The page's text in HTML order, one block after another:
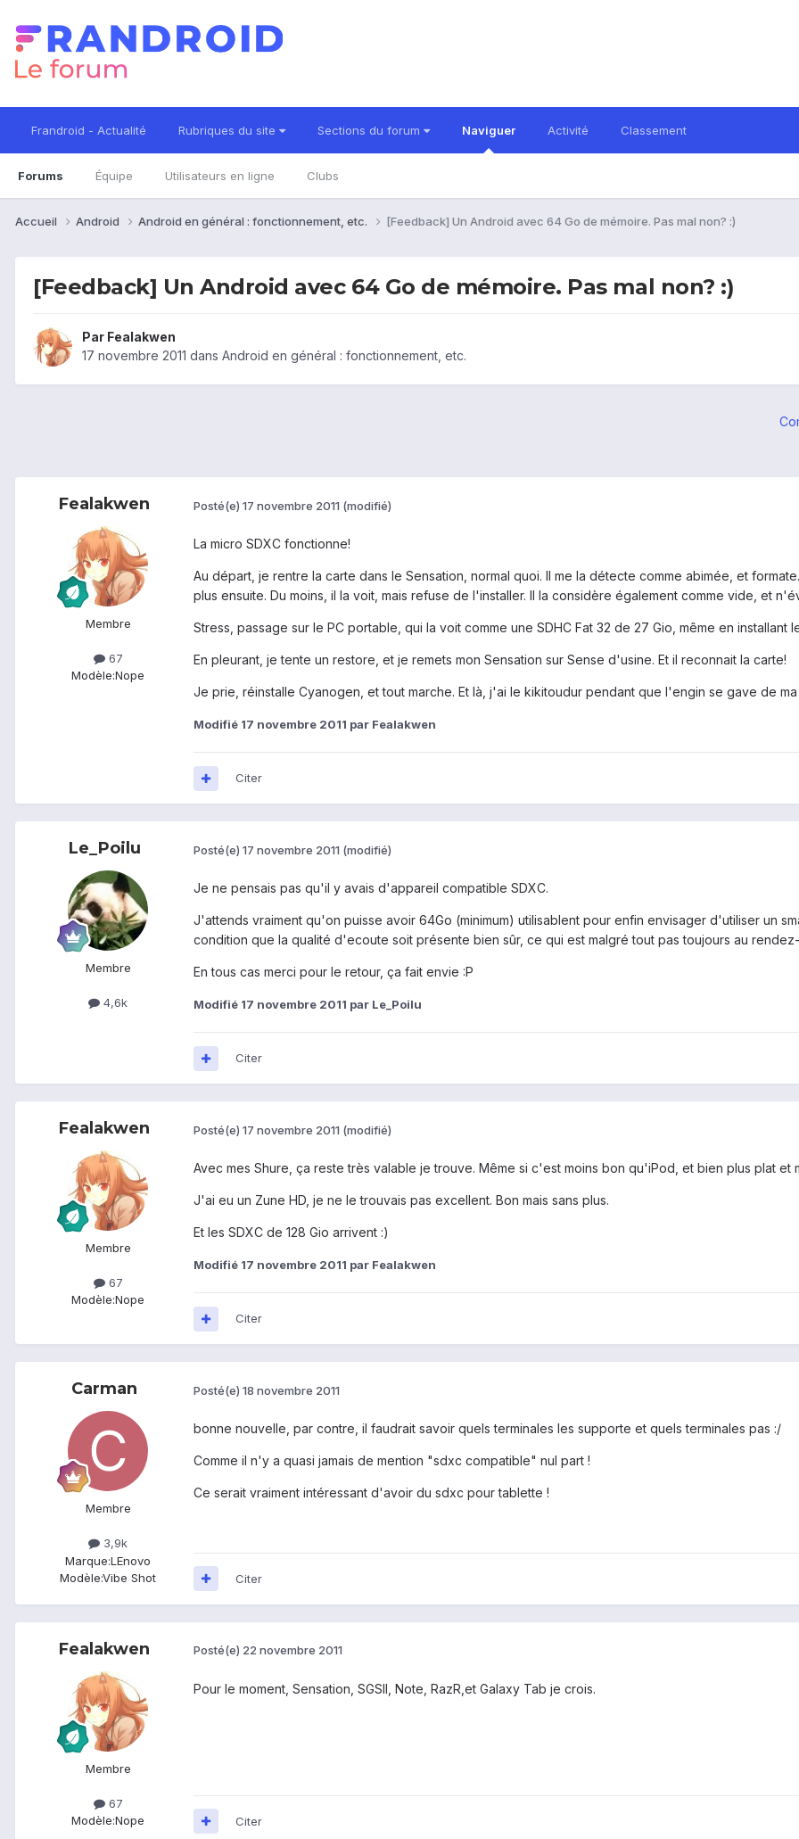
Frandroid - Actualité Rubriques du site Sections du forum Naviguer
Forums Équipe Utilisateurs en ligne Clubs
Activité Classement
Accueil Android Android en général : fonctionnement, etc. [Feedback] Un Android avec 64 Go de mémoire. Pas mal non? :)
[Feedback] Un Android avec 64 Go de mémoire. Pas mal non? :)
Par Fealakwen
17 novembre 2011 dans Android en général : fonctionnement, etc.
Fealakwen
Membre
67
Modèle:Nope
Posté(e) 17 novembre 2011 (modifié)
La micro SDXC fonctionne!
Au départ, je rentre la carte dans le Sensation, normal quoi. Il me la détecte comme abimée, et
plus ensuite. Du moins, il la voit, mais refuse de l'installer. Il la considère également comme vide, et
Stress, passage sur le PC portable, qui la voit comme une SDHC Fat 32 de 27 Gio, même en installant
En pleurant, je tente un restore, et je remets mon Sensation sur Sense d'usine. Et il reconnait la carte!
Je prie, réinstalle Cyanogen, et tout marche. Et là, j'ai le kikitoudur pendant que l'engin se gave de
Modifié 17 novembre 2011 par Fealakwen
Citer
Le_Poilu
Membre
4,6k
Posté(e) 17 novembre 2011 (modifié)
Je ne pensais pas qu'il y avais d'appareil compatible SDXC.
J'attends vraiment qu'on puisse avoir 64Go (minimum) utilisablent pour enfin envisager d'utiliser un
condition que la qualité d'ecoute soit présente bien sûr, ce qui est malgré tout pas toujours au
En tous cas merci pour le retour, ça fait envie :P
Modifié 17 novembre 2011 par Le_Poilu
Citer
Fealakwen
Membre
67
Modèle:Nope
Posté(e) 17 novembre 2011 (modifié)
Avec mes Shure, ça reste très valable je trouve. Même si c'est moins bon qu'iPod, et bien plus plat
J'ai eu un Zune HD, je ne le trouvais pas excellent. Bon mais sans plus.
Et les SDXC de 128 Gio arrivent :)
Modifié 17 novembre 2011 par Fealakwen
Citer
Carman
Membre
3,9k
Marque:LEnovo
Modèle:Vibe Shot
Posté(e) 18 novembre 2011
bonne nouvelle, par contre, il faudrait savoir quels terminales les supporte et quels terminales pas :/
Comme il n'y a quasi jamais de mention "sdxc compatible" nul part !
Ce serait vraiment intéressant d'avoir du sdxc pour tablette !
Citer
Fealakwen
Membre
67
Modèle:Nope
Posté(e) 22 novembre 2011
Pour le moment, Sensation, SGSII, Note, RazR,et Galaxy Tab je crois.
Citer